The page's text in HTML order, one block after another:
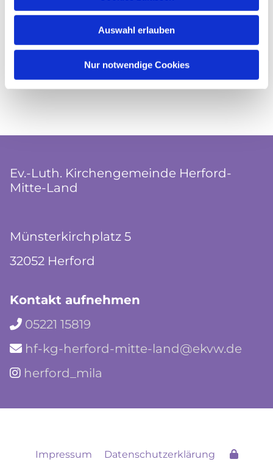
Auswahl erlauben
Nur notwendige Cookies
Ev.-Luth. Kirchengemeinde Herford-
Mitte-Land
Münsterkirchplatz 5
32052 Herford
Kontakt aufnehmen
 05221 15819
 hf-kg-herford-mitte-land@ekvw.de
 herford_mila
Impressum Datenschutzerklärung